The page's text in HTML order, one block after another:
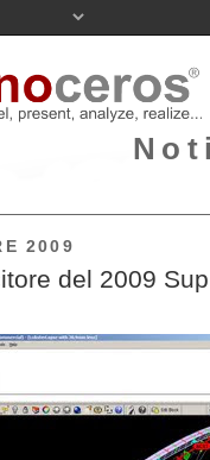
2009
del 2009